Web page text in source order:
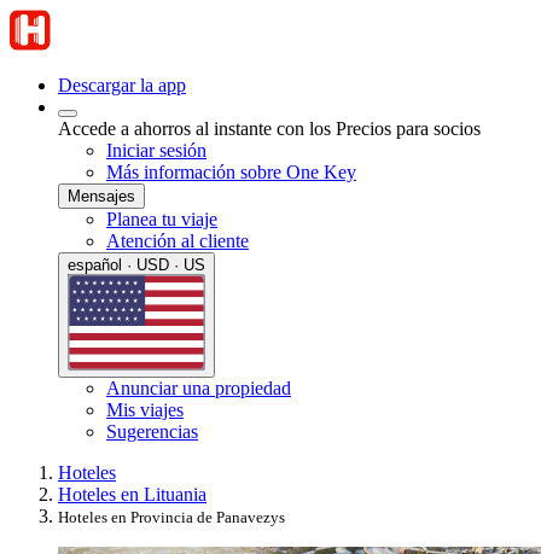
Descargar la app
Accede a ahorros al instante con los Precios para socios
Iniciar sesión
Más información sobre One Key
Mensajes
Planea tu viaje
Atención al cliente
español · USD · US
Anunciar una propiedad
Mis viajes
Sugerencias
Hoteles
Hoteles en Lituania
Hoteles en Provincia de Panavezys